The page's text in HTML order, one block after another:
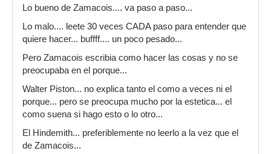
Lo bueno de Zamacois.... va paso a paso...
Lo malo.... leete 30 veces CADA paso para entender que
quiere hacer... buffff.... un poco pesado...
Pero Zamacois escribia como hacer las cosas y no se
preocupaba en el porque...
Walter Piston... no explica tanto el como a veces ni el
porque... pero se preocupa mucho por la estetica... el
como suena si hago esto o lo otro...
El Hindemith... preferiblemente no leerlo a la vez que el
de Zamacois...